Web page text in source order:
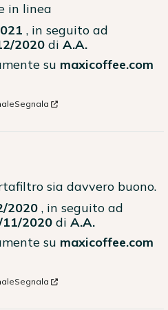
in linea
, in seguito ad
2020 di A.A.
su maxicoffee.com
Segnala
sia davvero buono.
2020 , in seguito ad
11/2020 di A.A.
su maxicoffee.com
Segnala